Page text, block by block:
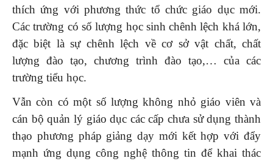
thích ứng với phương thức tổ chức giáo dục mới.
Các trường có số lượng học sinh chênh lệch khá lớn,
đặc biệt là sự chênh lệch về cơ sở vật chất, chất
lượng đào tạo, chương trình đào tạo,… của các
trường tiểu học.
Vẫn còn có một số lượng không nhỏ giáo viên và
cán bộ quản lý giáo dục các cấp chưa sử dụng thành
thạo phương pháp giảng dạy mới kết hợp với đẩy
mạnh ứng dụng công nghệ thông tin để khai thác